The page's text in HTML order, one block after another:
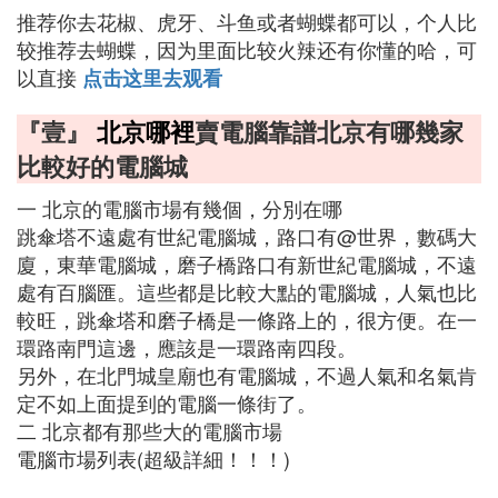
推荐你去花椒、虎牙、斗鱼或者蝴蝶都可以，个人比
较推荐去蝴蝶，因为里面比较火辣还有你懂的哈，可
以直接 点击这里去观看
『壹』 北京哪裡賣電腦靠譜北京有哪幾家
比較好的電腦城
一 北京的電腦市場有幾個，分別在哪
跳傘塔不遠處有世紀電腦城，路口有@世界，數碼大
廈，東華電腦城，磨子橋路口有新世紀電腦城，不遠
處有百腦匯。這些都是比較大點的電腦城，人氣也比
較旺，跳傘塔和磨子橋是一條路上的，很方便。在一
環路南門這邊，應該是一環路南四段。
另外，在北門城皇廟也有電腦城，不過人氣和名氣肯
定不如上面提到的電腦一條街了。
二 北京都有那些大的電腦市場
電腦市場列表(超級詳細！！！)